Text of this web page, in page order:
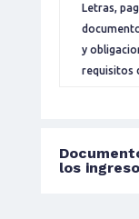
Letras,
y
requisitos
los